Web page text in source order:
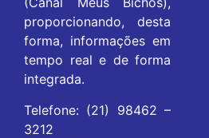
proporcionando, desta
forma, informações em
tempo real e de forma
integrada.
Telefone: (21) 98462 –
3212